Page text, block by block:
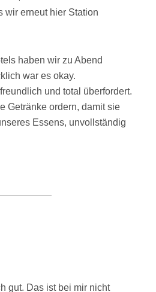
wir erneut hier Station
haben wir zu Abend
war es okay.
und total überfordert.
Getränke ordern, damit sie
Essens, unvollständig
gut. Das ist bei mir nicht